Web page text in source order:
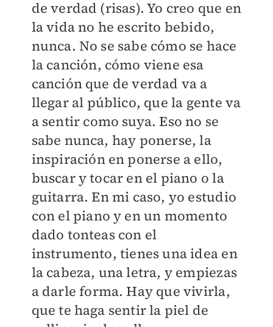
de verdad (risas). Yo creo que en
la vida no he escrito bebido,
nunca. No se sabe cómo se hace
la canción, cómo viene esa
canción que de verdad va a
llegar al público, que la gente va
a sentir como suya. Eso no se
sabe nunca, hay ponerse, la
inspiración en ponerse a ello,
buscar y tocar en el piano o la
guitarra. En mi caso, yo estudio
con el piano y en un momento
dado tonteas con el
instrumento, tienes una idea en
la cabeza, una letra, y empiezas
a darle forma. Hay que vivirla,
que te haga sentir la piel de